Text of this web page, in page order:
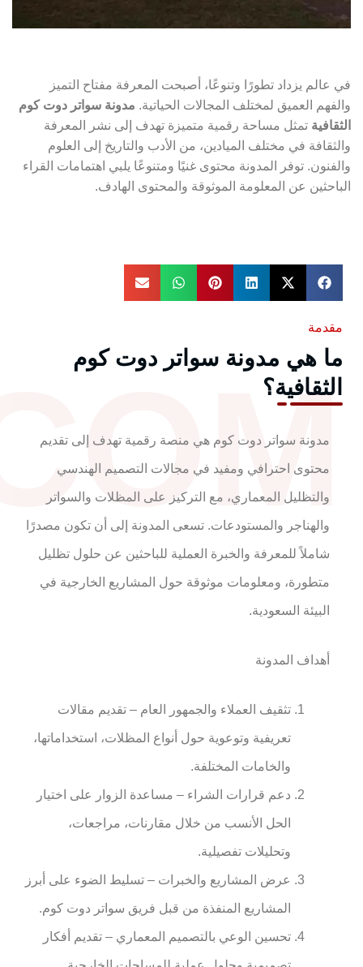
في عالم يزداد تطورًا وتنوعًا، أصبحت المعرفة مفتاح التميز
والفهم العميق لمختلف المجالات الحياتية. مدونة سواتر دوت كوم
الثقافية تمثل مساحة رقمية متميزة تهدف إلى نشر المعرفة
والثقافة في مختلف الميادين، من الأدب والتاريخ إلى العلوم
والفنون. توفر المدونة محتوى غنيًا ومتنوعًا يلبي اهتمامات القراء
الباحثين عن المعلومة الموثوقة والمحتوى الهادف.
مقدمة
ما هي مدونة سواتر دوت كوم
الثقافية؟
مدونة سواتر دوت كوم هي منصة رقمية تهدف إلى تقديم
محتوى احترافي ومفيد في مجالات التصميم الهندسي
والتظليل المعماري، مع التركيز على المظلات والسواتر
والهناجر والمستودعات. تسعى المدونة إلى أن تكون مصدرًا
شاملاً للمعرفة والخبرة العملية للباحثين عن حلول تظليل
متطورة، ومعلومات موثوقة حول المشاريع الخارجية في
البيئة السعودية.
أهداف المدونة
تثقيف العملاء والجمهور العام – تقديم مقالات
تعريفية وتوعوية حول أنواع المظلات، استخداماتها،
والخامات المختلفة.
دعم قرارات الشراء – مساعدة الزوار على اختيار
الحل الأنسب من خلال مقارنات، مراجعات،
وتحليلات تفصيلية.
عرض المشاريع والخبرات – تسليط الضوء على أبرز
المشاريع المنفذة من قبل فريق سواتر دوت كوم.
تحسين الوعي بالتصميم المعماري – تقديم أفكار